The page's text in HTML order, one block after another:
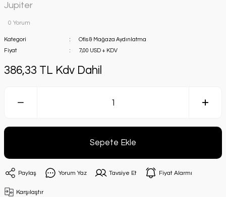
Jupiter
0 Yorum
Kategori
Ofis & Mağaza Aydınlatma
Fiyat
7,00 USD + KDV
386,33 TL Kdv Dahil
Sepete Ekle
Paylaş Yorum Yaz Tavsiye Et Fiyat Alarmı
Karşılaştır